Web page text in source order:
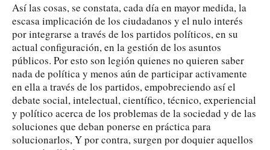
Así las cosas, se constata, cada día en mayor medida, la
escasa implicación de los ciudadanos y el nulo interés
por integrarse a través de los partidos políticos, en su
actual configuración, en la gestión de los asuntos
públicos. Por esto son legión quienes no quieren saber
nada de política y menos aún de participar activamente
en ella a través de los partidos, empobreciendo así el
debate social, intelectual, científico, técnico, experiencial
y político acerca de los problemas de la sociedad y de las
soluciones que deban ponerse en práctica para
solucionarlos, Y por contra, surgen por doquier aquellos